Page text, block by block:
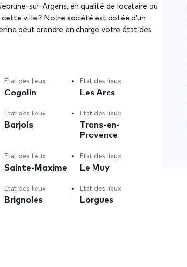
sur-Argens, en qualité de locataire ou
cette ville ? Notre société est dotée d’un
peut prendre en charge votre état des
Etat des lieux
Cogolin
Etat des lieux
Les Arcs
Etat des lieux
Barjols
Etat des lieux
Trans-en-
Provence
Etat des lieux
Sainte-Maxime
Etat des lieux
Le Muy
Etat des lieux
Brignoles
Etat des lieux
Lorgues